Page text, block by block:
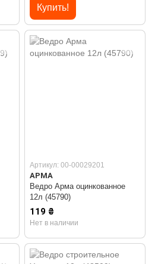
Купить!
Артикул: 00-00029201
АРМА
Ведро Арма оцинкованное
12л (45790)
119 ₴
Нет в наличии